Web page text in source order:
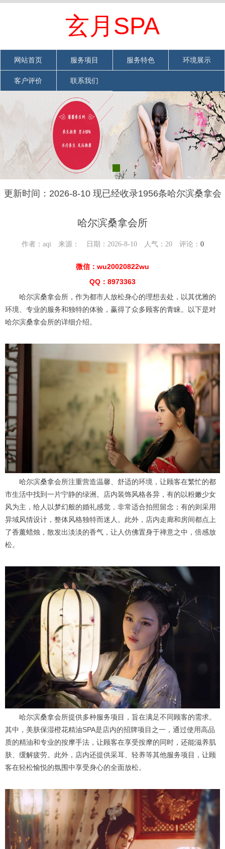
玄月SPA
网站首页 服务项目 服务特色 环境展示
客户评价 联系我们
更新时间：2026-8-10 现已经收录1956条哈尔滨桑拿会
哈尔滨桑拿会所
作者：aqi 来源： 日期：2026-8-10 人气： 20评论： 0
微信：wu20020822wu
QQ：8973363
哈尔滨桑拿会所，作为都市人放松身心的理想去处，以其优雅的
环境、专业的服务和独特的体验，赢得了众多顾客的青睐。以下是对
哈尔滨桑拿会所的详细介绍。
哈尔滨桑拿会所注重营造温馨、舒适的环境，让顾客在繁忙的都
市生活中找到一片宁静的绿洲。店内装饰风格各异，有的以粉嫩少女
风为主，给人以梦幻般的婚礼感觉，非常适合拍照留念；有的则采用
异域风情设计，整体风格独特而迷人。此外，店内走廊和房间都点上
了香薰蜡烛，散发出淡淡的香气，让人仿佛置身于禅意之中，倍感放
松。
哈尔滨桑拿会所提供多种服务项目，旨在满足不同顾客的需求。
其中，美肤保湿橙花精油SPA是店内的招牌项目之一，通过使用高品
质的精油和专业的按摩手法，让顾客在享受按摩的同时，还能滋养肌
肤、缓解疲劳。此外，店内还提供采耳、轻养等其他服务项目，让顾
客在轻松愉悦的氛围中享受身心的全面放松。